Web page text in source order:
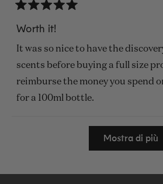
5
su
5
stelle
Worth it!
It was so nice to have the
scents before buying a full size
reimburse the money you spend
for a 100ml bottle.
Caricamento...
Mostra di più